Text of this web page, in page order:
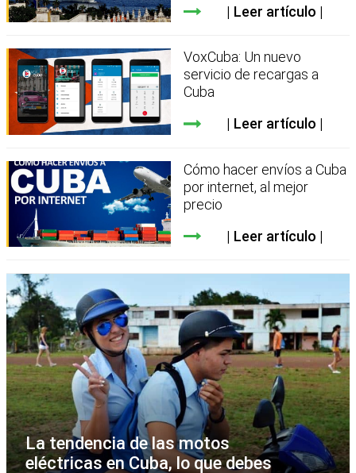
Leer artículo
VoxCuba: Un nuevo
servicio de recargas a
Cuba
Leer artículo
Cómo hacer envíos a Cuba
por internet, al mejor
precio
Leer artículo
La tendencia de las motos
eléctricas en Cuba, lo que debes